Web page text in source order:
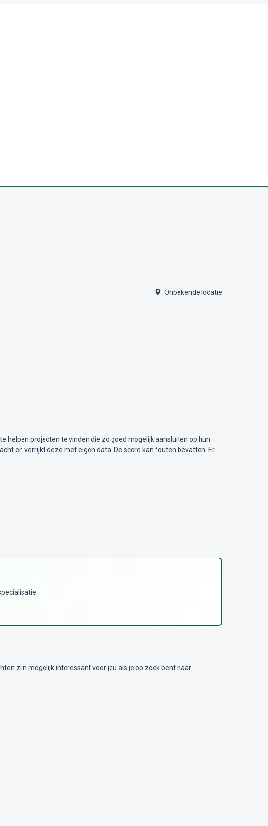
Onbekende locatie
helpen projecten te vinden die zo goed mogelijk aansluiten op hun
en verrijkt deze met eigen data. De score kan fouten bevatten. Er
zijn mogelijk interessant voor jou als je op zoek bent naar